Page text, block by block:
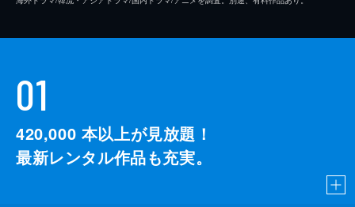
01
420,000 本以上が見放題！
最新レンタル作品も充実。